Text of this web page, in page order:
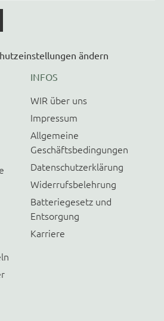
ändern
INFOS
WIR über uns
Impressum
Allgemeine
Geschäftsbedingungen
Datenschutzerklärung
Widerrufsbelehrung
Batteriegesetz und
Entsorgung
Karriere